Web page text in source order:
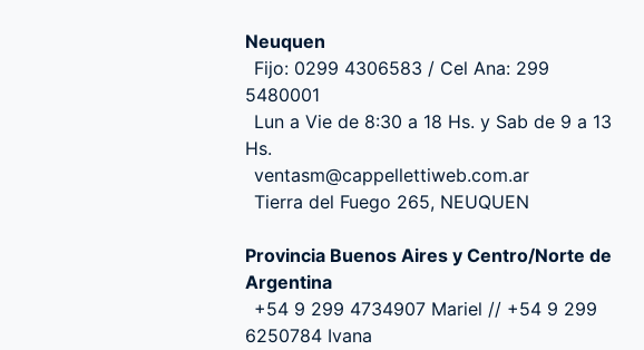
Neuquen
Fijo: 0299 4306583 / Cel Ana: 299
5480001
Lun a Vie de 8:30 a 18 Hs. y Sab de 9 a 13
Hs.
ventasm@cappellettiweb.com.ar
Tierra del Fuego 265, NEUQUEN
Provincia Buenos Aires y Centro/Norte de
Argentina
+54 9 299 4734907 Mariel // +54 9 299
6250784 Ivana